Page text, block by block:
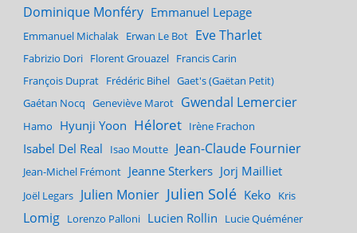
Dominique Monféry Emmanuel Lepage
Emmanuel Michalak Erwan Le Bot Eve Tharlet
Fabrizio Dori Florent Grouazel Francis Carin
François Duprat Frédéric Bihel Gaet's (Gaëtan Petit)
Gaétan Nocq Geneviève Marot Gwendal Lemercier
Hamo Hyunji Yoon Héloret Irène Frachon
Isabel Del Real Isao Moutte Jean-Claude Fournier
Jean-Michel Frémont Jeanne Sterkers Jorj Mailliet
Joël Legars Julien Monier Julien Solé Keko Kris
Lomig Lorenzo Palloni Lucien Rollin
Lucie Quéméner